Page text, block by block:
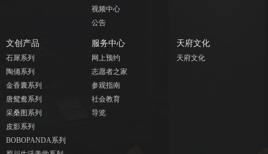
视频中心
公告
文创产品
石犀系列
陶俑系列
金香囊系列
唐鸳鸯系列
采桑图系列
皮影系列
BOBOPANDA系列
服务中心
网上预约
志愿者之家
参观指南
社会教育
导览
天府文化
天府文化